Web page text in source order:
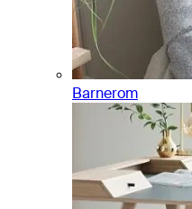
Barnerom